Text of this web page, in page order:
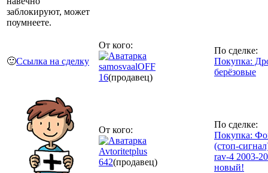
заблокируют, может
поумнеете.
🙂Ссылка на сделку
От кого:
samosvaalOFF
16(продавец)
По сделке:
Покупка:
берёзовые
От кого:
Avtoritetplus
642(продавец)
По сделке:
Покупка:
(стоп-
rav-4 2003-
новый!